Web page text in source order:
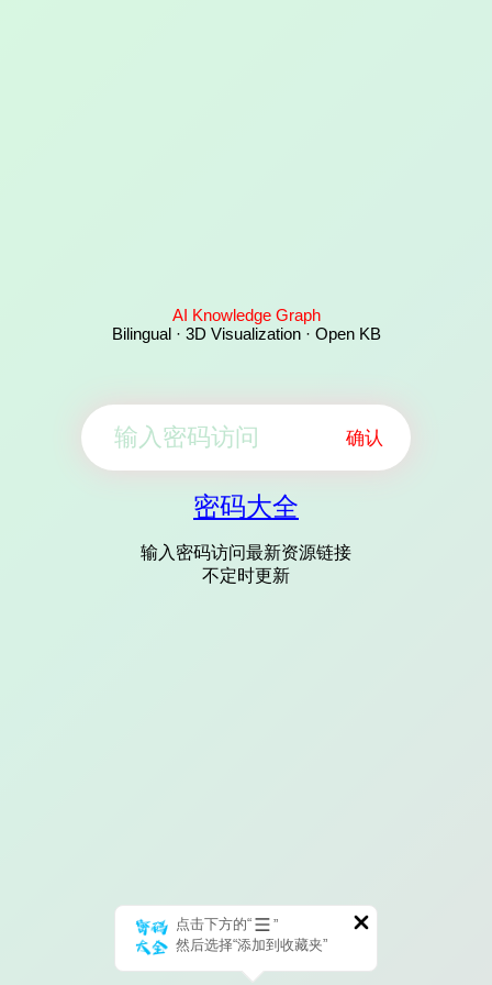
AI Knowledge Graph
Bilingual · 3D Visualization · Open KB
确认
密码大全
输入密码访问最新资源链接
不定时更新
点击下方的“
”
然后选择“添加到收藏夹”